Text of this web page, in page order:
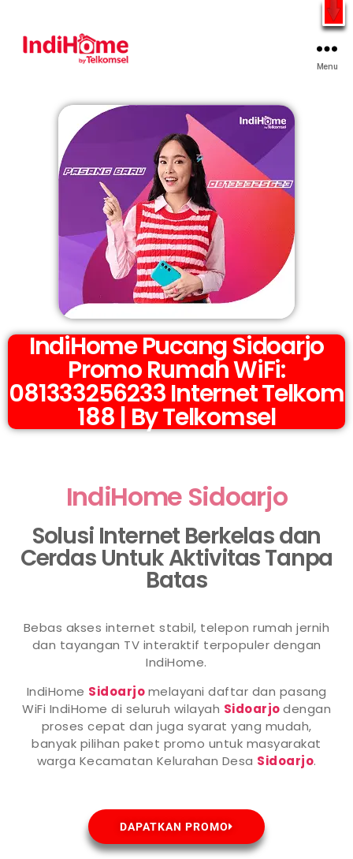
Gratis Pasang Dengan Bayar PDD2 | WiFi 200Rb an By
Menu
IndiHome Pucang Sidoarjo
Promo Rumah WiFi:
081333256233 Internet Telkom
188 | By Telkomsel
IndiHome Sidoarjo
Solusi Internet Berkelas dan
Cerdas Untuk Aktivitas Tanpa
Batas
Bebas akses internet stabil, telepon rumah jernih
dan tayangan TV interaktif terpopuler dengan
IndiHome.
IndiHome Sidoarjomelayani daftar dan pasang
WiFi IndiHome di seluruh wilayah Sidoarjodengan
proses cepat dan juga syarat yang mudah,
banyak pilihan paket promo untuk masyarakat
warga Kecamatan Kelurahan Desa Sidoarjo.
DAPATKAN PROMO